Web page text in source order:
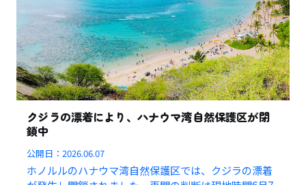
クジラの漂着により、ハナウマ湾自然保護区が閉
鎖中
公開日：2026.06.07
ホノルルのハナウマ湾自然保護区では、クジラの漂着